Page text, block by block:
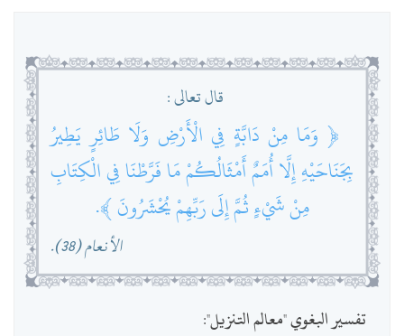
قال تعالى :
﴿ وَمَا مِنْ دَابَّةٍ فِي الْأَرْضِ وَلَا طَائِرٍ يَطِيرُ
بِجَنَاحَيْهِ إِلَّا أُمَمٌ أَمْثَالُكُمْ مَا فَرَّطْنَا فِي الْكِتَابِ
مِنْ شَيْءٍ ثُمَّ إِلَى رَبِّهِمْ يُحْشَرُونَ ﴾.
الأنعام (38).
تفسير البغوي "معالم التنزيل":